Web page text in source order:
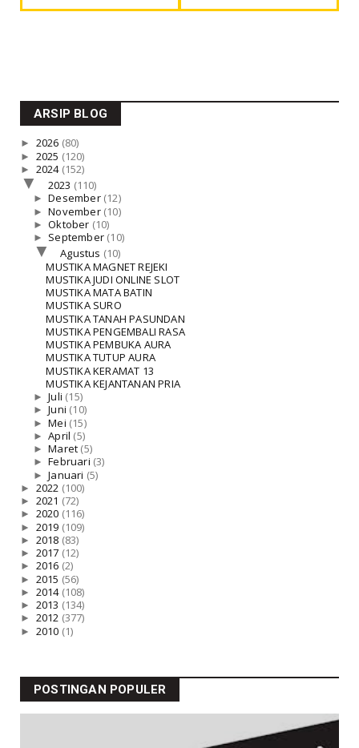
ARSIP BLOG
► 2026 (80)
► 2025 (120)
► 2024 (152)
▼ 2023 (110)
►Desember (12)
►November (10)
►Oktober (10)
► September (10)
▼Agustus (10)
MUSTIKA MAGNET REJEKI
MUSTIKA JUDI ONLINE SLOT
MUSTIKA MATA BATIN
MUSTIKA SURO
MUSTIKA TANAH PASUNDAN
MUSTIKA PENGEMBALI RASA
MUSTIKA PEMBUKA AURA
MUSTIKA TUTUP AURA
MUSTIKA KERAMAT 13
MUSTIKA KEJANTANAN PRIA
►Juli (15)
►Juni (10)
►Mei (15)
►April (5)
►Maret (5)
►Februari (3)
►Januari (5)
► 2022 (100)
► 2021 (72)
► 2020 (116)
► 2019 (109)
► 2018 (83)
► 2017 (12)
► 2016 (2)
► 2015 (56)
► 2014 (108)
► 2013 (134)
► 2012 (377)
► 2010 (1)
POSTINGAN POPULER